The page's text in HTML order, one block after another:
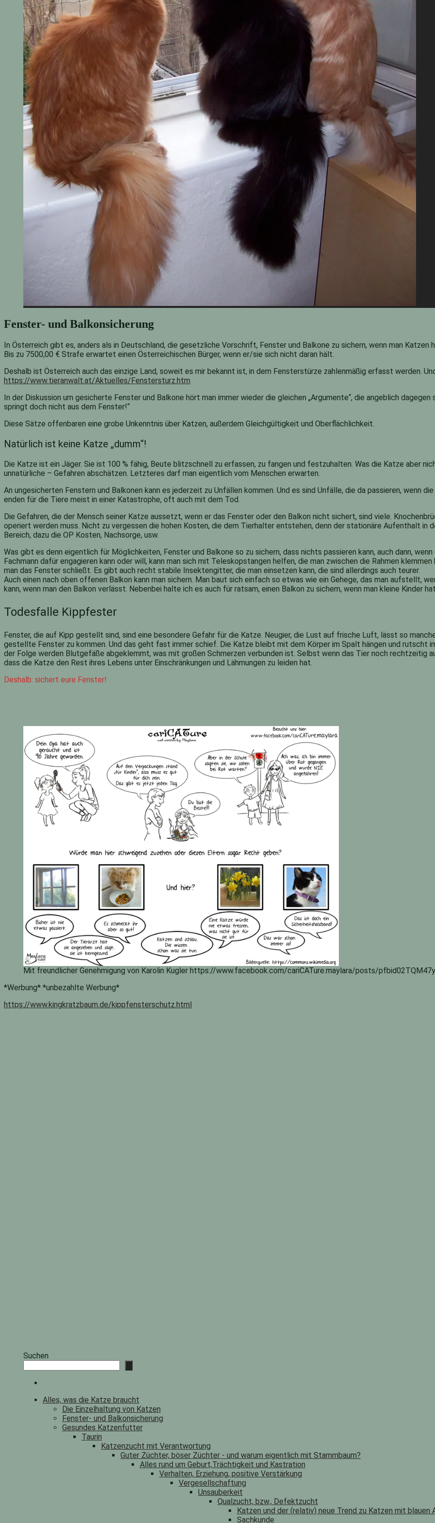
Fenster- und Balkonsicherung
In Österreich gibt es, anders als in Deutschland, die gesetzliche Vorschrift, Fenster und Balkone zu sichern, wenn man
Bis zu 7500,00 € Strafe erwartet einen Österreichischen Bürger, wenn er/sie sich nicht daran hält.
Deshalb ist Österreich auch das einzige Land, soweit es mir bekannt ist, in dem Fensterstürze zahlenmäßig erfasst werden.
https://www.tieranwalt.at/Aktuelles/Fenstersturz.htm
In der Diskussion um gesicherte Fenster und Balkone hört man immer wieder die gleichen „Argumente“, die angeblich
springt doch nicht aus dem Fenster!“
Diese Sätze offenbaren eine grobe Unkenntnis über Katzen, außerdem Gleichgültigkeit und Oberflächlichkeit.
Natürlich ist keine Katze „dumm“!
Die Katze ist ein Jäger. Sie ist 100 % fähig, Beute blitzschnell zu erfassen, zu fangen und festzuhalten. Was die Katze aber
unnatürliche – Gefahren abschätzen. Letzteres darf man eigentlich vom Menschen erwarten.
An ungesicherten Fenstern und Balkonen kann es jederzeit zu Unfällen kommen. Und es sind Unfälle, die da passieren, wenn
enden für die Tiere meist in einer Katastrophe, oft auch mit dem Tod.
Die Gefahren, die der Mensch seiner Katze aussetzt, wenn er das Fenster oder den Balkon nicht sichert, sind viele.
operiert werden muss. Nicht zu vergessen die hohen Kosten, die dem Tierhalter entstehen, denn der stationäre Aufenthalt
Bereich, dazu die OP Kosten, Nachsorge, usw.
Was gibt es denn eigentlich für Möglichkeiten, Fenster und Balkone so zu sichern, dass nichts passieren kann, auch dann,
Fachmann dafür engagieren kann oder will, kann man sich mit Teleskopstangen helfen, die man zwischen die Rahmen
man das Fenster schließt. Es gibt auch recht stabile Insektengitter, die man einsetzen kann, die sind allerdings auch teurer.
Auch einen nach oben offenen Balkon kann man sichern. Man baut sich einfach so etwas wie ein Gehege, das man aufstellt,
kann, wenn man den Balkon verlässt. Nebenbei halte ich es auch für ratsam, einen Balkon zu sichern, wenn man kleine Kinder
Todesfalle Kippfester
Fenster, die auf Kipp gestellt sind, sind eine besondere Gefahr für die Katze. Neugier, die Lust auf frische Luft, lässt so
gestellte Fenster zu kommen. Und das geht fast immer schief. Die Katze bleibt mit dem Körper im Spalt hängen und rutscht
der Folge werden Blutgefäße abgeklemmt, was mit großen Schmerzen verbunden ist. Selbst wenn das Tier noch rechtzeitig
dass die Katze den Rest ihres Lebens unter Einschränkungen und Lähmungen zu leiden hat.
Deshalb: sichert eure Fenster!
Mit freundlicher Genehmigung von Karolin Kugler https://www.facebook.com/cariCATure.maylara/posts/
*Werbung* *unbezahlte Werbung*
https://www.kingkratzbaum.de/kippfensterschutz.html
Suchen
Alles, was die Katze braucht
Die Einzelhaltung von Katzen
Fenster- und Balkonsicherung
Gesundes Katzenfutter
Taurin
Katzenzucht mit Verantwortung
Guter Züchter, böser Züchter - und warum eigentlich mit Stammbaum?
Alles rund um Geburt,Trächtigkeit und Kastration
Verhalten, Erziehung, positive Verstärkung
Vergesellschaftung
Unsauberkeit
Qualzucht, bzw., Defektzucht
Katzen und der (relativ) neue Trend zu Katzen mit blauen
Sachkunde